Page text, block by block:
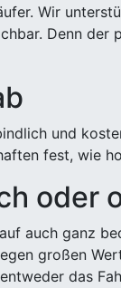
Wir
Denn
und
fest, wie
oder
auch ganz
großen
das